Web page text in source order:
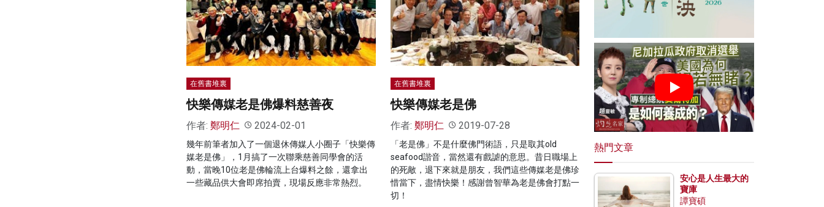
在舊書堆裏
快樂傳媒老是佛爆料慈善夜
作者: 鄭明仁 2024-02-01
幾年前筆者加入了一個退休傳媒人小圈子「快樂傳
媒老是佛」，1月搞了一次聯乘慈善同學會的活
動，當晚10位老是佛輪流上台爆料之餘，還拿出
一些藏品供大會即席拍賣，現場反應非常熱烈。
在舊書堆裏
快樂傳媒老是佛
作者: 鄭明仁 2019-07-28
「老是佛」不是什麼佛門術語，只是取其old
seafood諧音，當然還有戲謔的意思。昔日職場上
的死敵，退下來就是朋友，我們這些傳媒老是佛珍
惜當下，盡情快樂！感謝曾智華為老是佛會打點一
切！
熱門文章
安心是人生最大的
寶庫
譚寶碩